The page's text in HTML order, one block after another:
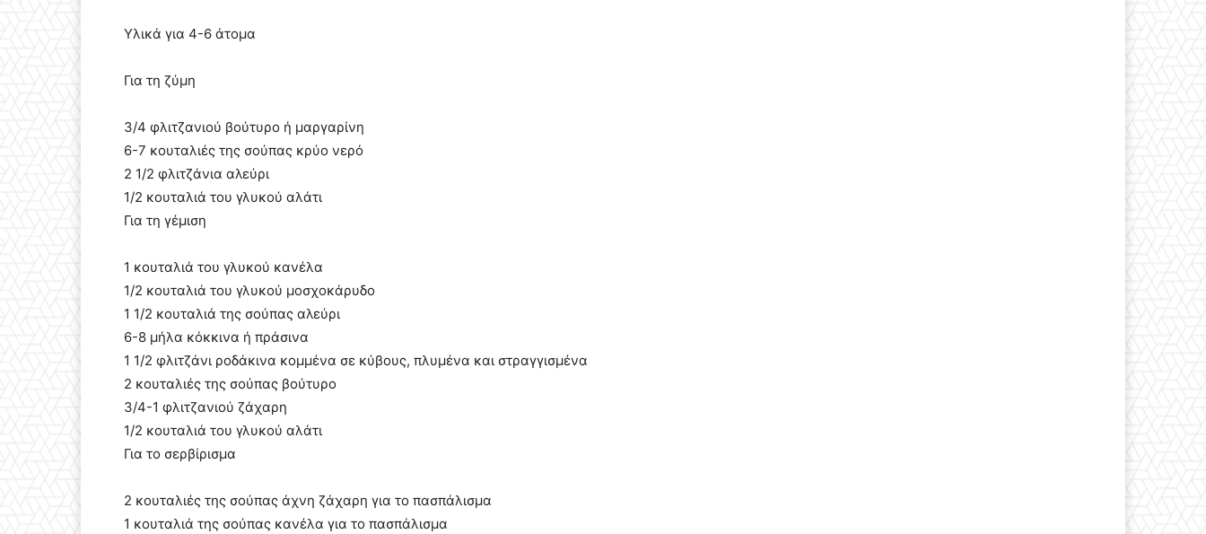
Υλικά για 4-6 άτομα
Για τη ζύμη
3/4 φλιτζανιού βούτυρο ή μαργαρίνη
6-7 κουταλιές της σούπας κρύο νερό
2 1/2 φλιτζάνια αλεύρι
1/2 κουταλιά του γλυκού αλάτι
Για τη γέμιση
1 κουταλιά του γλυκού κανέλα
1/2 κουταλιά του γλυκού μοσχοκάρυδο
1 1/2 κουταλιά της σούπας αλεύρι
6-8 μήλα κόκκινα ή πράσινα
1 1/2 φλιτζάνι ροδάκινα κομμένα σε κύβους, πλυμένα και στραγγισμένα
2 κουταλιές της σούπας βούτυρο
3/4-1 φλιτζανιού ζάχαρη
1/2 κουταλιά του γλυκού αλάτι
Για το σερβίρισμα
2 κουταλιές της σούπας άχνη ζάχαρη για το πασπάλισμα
1 κουταλιά της σούπας κανέλα για το πασπάλισμα